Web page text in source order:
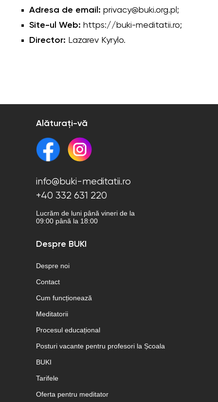
Adresa de email: privacy@buki.org.pl ;
Site-ul Web: https://buki-meditatii.ro;
Director: Lazarev Kyrylo.
Alăturați-vă
info@buki-meditatii.ro
+40 332 631 220
Lucrăm de luni până vineri de la
09:00 până la 18:00
Despre BUKI
Despre noi
Contact
Cum funcționează
Meditatorii
Procesul educațional
Posturi vacante pentru profesori la Școala
BUKI
Tarifele
Oferta pentru meditator